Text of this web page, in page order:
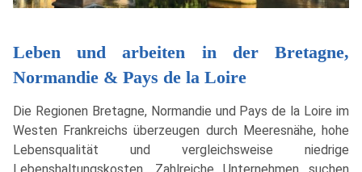
Leben und arbeiten in der Bretagne,
Normandie & Pays de la Loire
Die Regionen Bretagne, Normandie und Pays de la Loire im
Westen Frankreichs überzeugen durch Meeresnähe, hohe
Lebensqualität und vergleichsweise niedrige